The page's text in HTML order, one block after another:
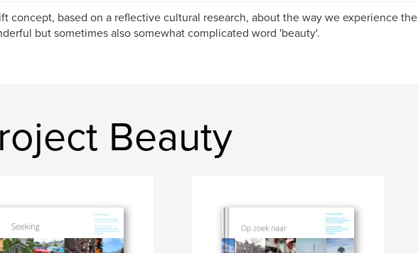
concept, based on a reflective cultural research, about the way we experience the
but sometimes also somewhat complicated word 'beauty'.
Beauty